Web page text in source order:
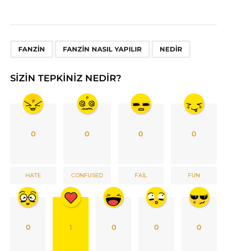
FANZIN FANZIN NASIL YAPILIR NEDIR
SIZIN TEPKINIZ NEDIR?
0
HATE
0
CONFUSED
0
FAIL
0
FUN
0 1 0 0 0